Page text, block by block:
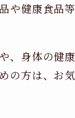
や健康食品
、身体の健
の方は、お